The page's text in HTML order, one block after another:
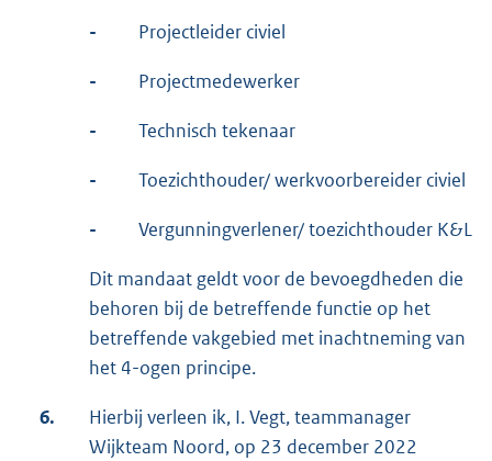
- Projectleider civiel
- Projectmedewerker
- Technisch tekenaar
- Toezichthouder/ werkvoorbereider civiel
- Vergunningverlener/ toezichthouder K&L
Dit mandaat geldt voor de bevoegdheden die
behoren bij de betreffende functie op het
betreffende vakgebied met inachtneming van
het 4-ogen principe.
6.
Hierbij verleen ik, I. Vegt, teammanager
Wijkteam Noord, op 23 december 2022